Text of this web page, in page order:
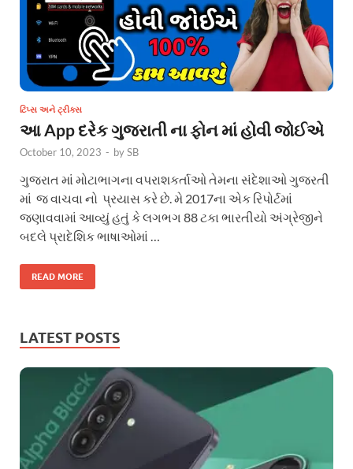
ટિપ્સ અને ટ્રીક્સ
આ App દરેક ગુજરાતી ના ફોન માં હોવી જોઈએ
October 10, 2023 - bySB
ગુજરાત માં મોટાભાગના વપરાશકર્તાઓ તેમના સંદેશાઓ ગુજરતી
માં જ વાચવા નો પ્રયાસ કરે છે. મે 2017ના એક રિપોર્ટમાં
જણાવવામાં આવ્યું હતું કે લગભગ 88 ટકા ભારતીયો અંગ્રેજીને
બદલે પ્રાદેશિક ભાષાઓમાં …
READ MORE
LATEST POSTS